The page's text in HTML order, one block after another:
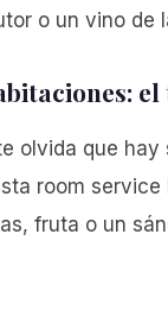
o un vino de
olvida que
room
fruta o un